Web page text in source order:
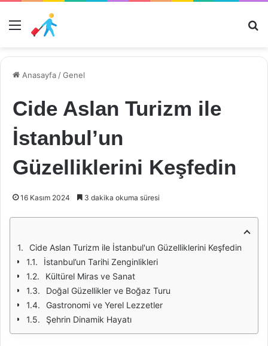
Menü
Anasayfa /Genel
Cide Aslan Turizm ile
İstanbul’un
Güzelliklerini Keşfedin
16 Kasım 2024 3 dakika okuma süresi
Cide Aslan Turizm ile İstanbul'un Güzelliklerini Keşfedin
İstanbul’un Tarihi Zenginlikleri
Kültürel Miras ve Sanat
Doğal Güzellikler ve Boğaz Turu
Gastronomi ve Yerel Lezzetler
Şehrin Dinamik Hayatı